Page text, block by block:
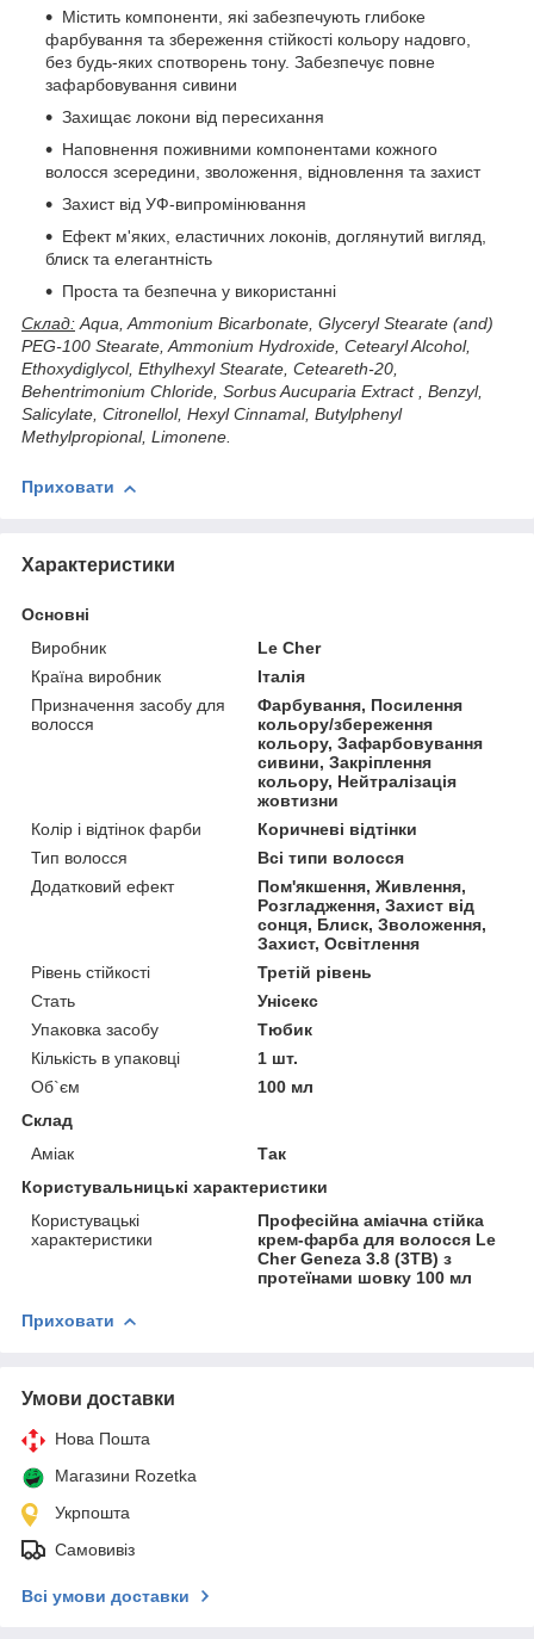
Містить компоненти, які забезпечують глибоке
фарбування та збереження стійкості кольору надовго,
без будь-яких спотворень тону. Забезпечує повне
зафарбовування сивини
Захищає локони від пересихання
Наповнення поживними компонентами кожного
волосся зсередини, зволоження, відновлення та захист
Захист від УФ-випромінювання
Ефект м'яких, еластичних локонів, доглянутий вигляд,
блиск та елегантність
Проста та безпечна у використанні
Склад:Aqua, Ammonium Bicarbonate, Glyceryl Stearate (and)
PEG-100 Stearate, Ammonium Hydroxide, Cetearyl Alcohol,
Ethoxydiglycol, Ethylhexyl Stearate, Ceteareth-20,
Behentrimonium Chloride, Sorbus Aucuparia Extract , Benzyl,
Salicylate, Citronellol, Hexyl Cinnamal, Butylphenyl
Methylpropional, Limonene.
Приховати
Характеристики
Основні
Виробник
Le Cher
Країна виробник
Італія
Призначення засобу для
волосся
Фарбування, Посилення
кольору/збереження
кольору, Зафарбовування
сивини, Закріплення
кольору, Нейтралізація
жовтизни
Колір і відтінок фарби
Коричневі відтінки
Тип волосся
Всі типи волосся
Додатковий ефект
Пом'якшення, Живлення,
Розгладження, Захист від
сонця, Блиск, Зволоження,
Захист, Освітлення
Рівень стійкості
Третій рівень
Стать
Унісекс
Упаковка засобу
Тюбик
Кількість в упаковці
1 шт.
Об`єм
100 мл
Склад
Аміак
Так
Користувальницькі характеристики
Користувацькі
характеристики
Професійна аміачна стійка
крем-фарба для волосся Le
Cher Geneza 3.8 (3TB) з
протеїнами шовку 100 мл
Приховати
Умови доставки
Нова Пошта
Магазини Rozetka
Укрпошта
Самовивіз
Всі умови доставки